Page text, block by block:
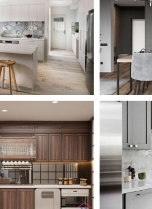
LIỆU GỖ CÔNG
ĐẠI - ACRYLIC